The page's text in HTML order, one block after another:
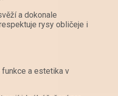
a dokonale
rysy obličeje i
a estetika v